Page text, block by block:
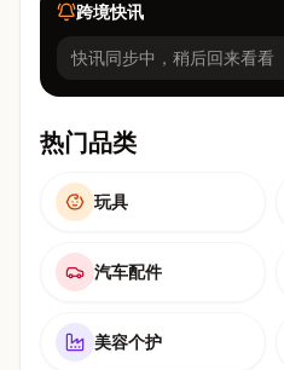
跨境快讯
快讯同步中，稍后回来看看
热门品类
玩具
汽车配件
美容个护